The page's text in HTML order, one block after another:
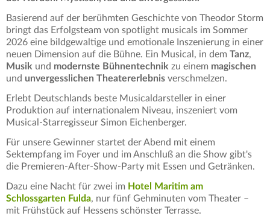
Basierend auf der berühmten Geschichte von Theodor Storm
bringt das Erfolgsteam von spotlight musicals im Sommer
2026 eine bildgewaltige und emotionale Inszenierung in einer
neuen Dimension auf die Bühne. Ein Musical, in dem Tanz,
Musik und modernste Bühnentechnik zu einem magischen
und unvergesslichen Theatererlebnis verschmelzen.
Erlebt Deutschlands beste Musicaldarsteller in einer
Produktion auf internationalem Niveau, inszeniert vom
Musical-Starregisseur Simon Eichenberger.
Für unsere Gewinner startet der Abend mit einem
Sektempfang im Foyer und im Anschluß an die Show gibt's
die Premieren-After-Show-Party mit Essen und Getränken.
Dazu eine Nacht für zwei im Hotel Maritim am
Schlossgarten Fulda, nur fünf Gehminuten vom Theater –
mit Frühstück auf Hessens schönster Terrasse.